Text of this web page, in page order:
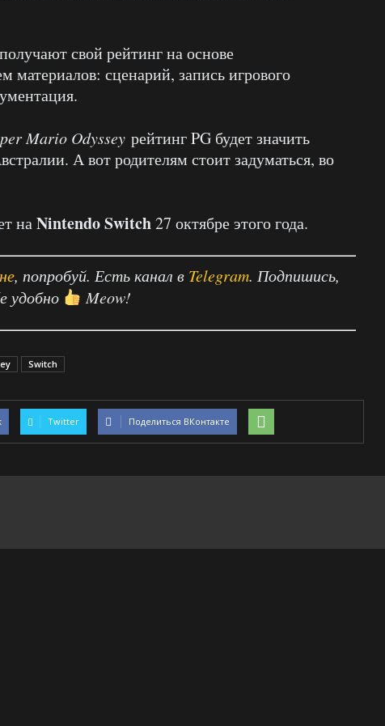
свой рейтинг на основе
материалов: сценарий, запись игрового
Mario Odyssey рейтинг PG будет значить
А вот родителям стоит задуматься, во
наNintendo Switch27 октябре этого года.
, попробуй. Есть канал в Telegram. Подпишись,
удобно
Meow!
Switch
Twitter Поделиться ВКонтакте